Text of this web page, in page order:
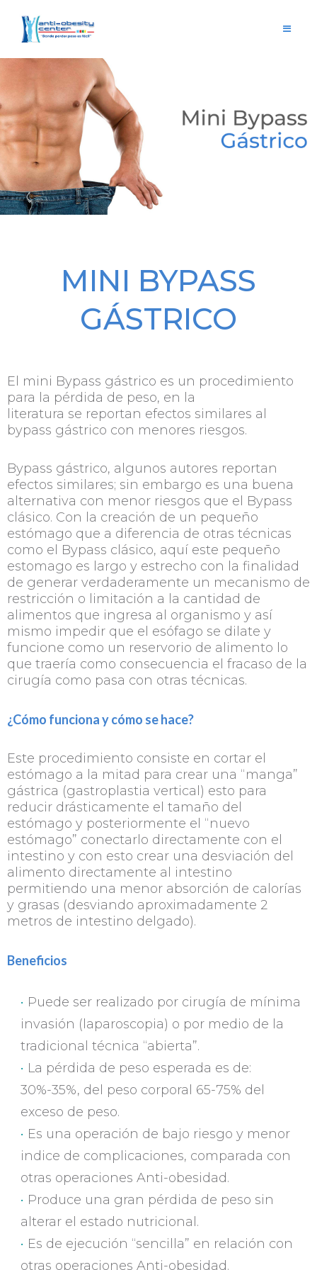
MINI BYPASS
GÁSTRICO
El mini Bypass gástrico es un procedimiento
para la pérdida de peso, en la
literatura se reportan efectos similares al
bypass gástrico con menores riesgos.
Bypass gástrico, algunos autores reportan
efectos similares; sin embargo es una buena
alternativa con menor riesgos que el Bypass
clásico. Con la creación de un pequeño
estómago que a diferencia de otras técnicas
como el Bypass clásico, aquí este pequeño
estomago es largo y estrecho con la finalidad
de generar verdaderamente un mecanismo de
restricción o limitación a la cantidad de
alimentos que ingresa al organismo y así
mismo impedir que el esófago se dilate y
funcione como un reservorio de alimento lo
que traería como consecuencia el fracaso de la
cirugía como pasa con otras técnicas.
¿Cómo funciona y cómo se hace?
Este procedimiento consiste en cortar el
estómago a la mitad para crear una “manga”
gástrica (gastroplastia vertical) esto para
reducir drásticamente el tamaño del
estómago y posteriormente el “nuevo
estómago” conectarlo directamente con el
intestino y con esto crear una desviación del
alimento directamente al intestino
permitiendo una menor absorción de calorías
y grasas (desviando aproximadamente 2
metros de intestino delgado).
Beneficios
Puede ser realizado por cirugía de mínima
invasión (laparoscopia) o por medio de la
tradicional técnica “abierta”.
La pérdida de peso esperada es de:
30%-35%, del peso corporal 65-75% del
exceso de peso.
Es una operación de bajo riesgo y menor
indice de complicaciones, comparada con
otras operaciones Anti-obesidad.
Produce una gran pérdida de peso sin
alterar el estado nutricional.
Es de ejecución “sencilla” en relación con
otras operaciones Anti-obesidad.